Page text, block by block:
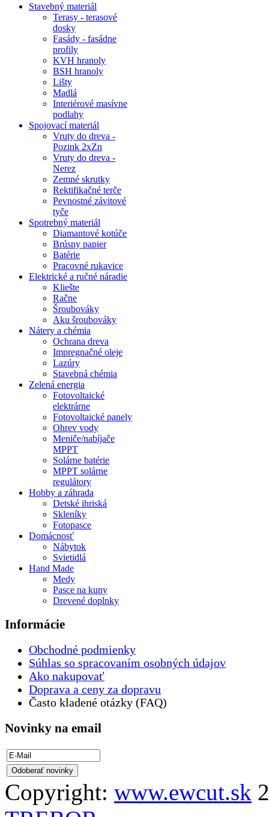
Stavebný materiál
Terasy - terasové
dosky
Fasády - fasádne
profily
KVH hranoly
BSH hranoly
Lišty
Madlá
Interiérové masívne
podlahy
Spojovací materiál
Vruty do dreva -
Pozink 2xZn
Vruty do dreva -
Nerez
Zemné skrutky
Rektifikačné terče
Pevnostné závitové
tyče
Spotrebný materiál
Diamantové kotúče
Brúsny papier
Batérie
Pracovné rukavice
Elektrické a ručné náradie
Kliešte
Račne
Šroubováky
Aku šroubováky
Nátery a chémia
Ochrana dreva
Impregnačné oleje
Lazúry
Stavebná chémia
Zelená energia
Fotovoltaické
elektrárne
Fotovoltaické panely
Ohrev vody
Meniče/nabíjače
MPPT
Solárne batérie
MPPT solárne
regulátory
Hobby a záhrada
Detské ihriská
Skleníky
Fotopasce
Domácnosť
Nábytok
Svietidlá
Hand Made
Medy
Pasce na kuny
Drevené doplnky
Informácie
Obchodné podmienky
Súhlas so spracovaním osobných údajov
Ako nakupovať
Doprava a ceny za dopravu
Často kladené otázky (FAQ)
Novinky na email
Copyright: www.ewcut.sk